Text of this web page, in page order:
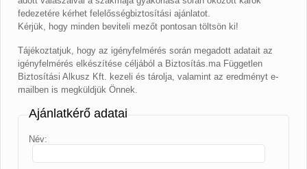
fedezetére kérhet felelősségbiztosítási ajánlatot.
Kérjük, hogy minden beviteli mezőt pontosan töltsön ki!
Tájékoztatjuk, hogy az igényfelmérés során megadott adatait az
igényfelmérés elkészítése céljából a Biztosítás.ma Független
Biztosítási Alkusz Kft. kezeli és tárolja, valamint az eredményt e-
mailben is megküldjük Önnek.
Ajánlatkérő adatai
Név: